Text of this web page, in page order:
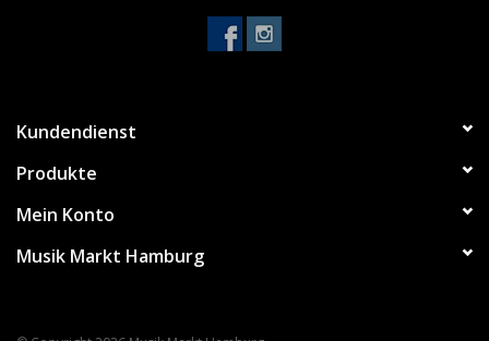
Kundendienst
Produkte
Mein Konto
Musik Markt Hamburg